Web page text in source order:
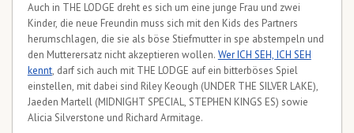
Auch in THE LODGE dreht es sich um eine junge Frau und zwei
Kinder, die neue Freundin muss sich mit den Kids des Partners
herumschlagen, die sie als böse Stiefmutter in spe abstempeln und
den Mutterersatz nicht akzeptieren wollen. Wer ICH SEH, ICH SEH
kennt, darf sich auch mit THE LODGE auf ein bitterböses Spiel
einstellen, mit dabei sind Riley Keough (UNDER THE SILVER LAKE),
Jaeden Martell (MIDNIGHT SPECIAL, STEPHEN KINGS ES) sowie
Alicia Silverstone und Richard Armitage.